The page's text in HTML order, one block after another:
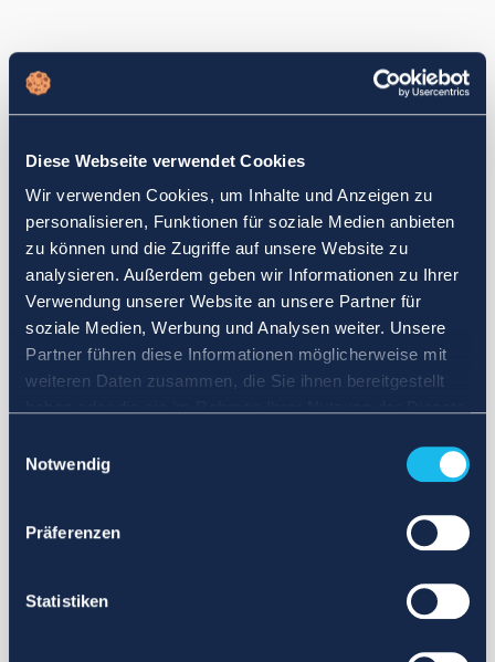
Diese Webseite verwendet Cookies
Wir verwenden Cookies, um Inhalte und Anzeigen zu
personalisieren, Funktionen für soziale Medien anbieten
zu können und die Zugriffe auf unsere Website zu
analysieren. Außerdem geben wir Informationen zu Ihrer
Verwendung unserer Website an unsere Partner für
soziale Medien, Werbung und Analysen weiter. Unsere
Partner führen diese Informationen möglicherweise mit
weiteren Daten zusammen, die Sie ihnen bereitgestellt
Notwendig
Präferenzen
Statistiken